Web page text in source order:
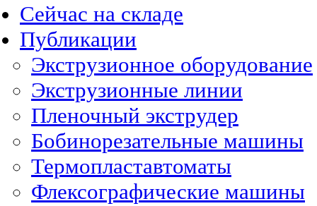
Сейчас на складе
Публикации
Экструзионное оборудование
Экструзионные линии
Пленочный экструдер
Бобинорезательные машины
Термопластавтоматы
Флексографические машины